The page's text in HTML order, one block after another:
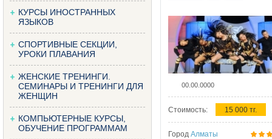
КУРСЫ ИНОСТРАННЫХ
ЯЗЫКОВ
СПОРТИВНЫЕ СЕКЦИИ,
УРОКИ ПЛАВАНИЯ
ЖЕНСКИЕ ТРЕНИНГИ.
СЕМИНАРЫ И ТРЕНИНГИ ДЛЯ
ЖЕНЩИН
КОМПЬЮТЕРНЫЕ КУРСЫ,
ОБУЧЕНИЕ ПРОГРАММАМ
00.00.0000
Стоимость: 15 000 тг.
Город Алматы